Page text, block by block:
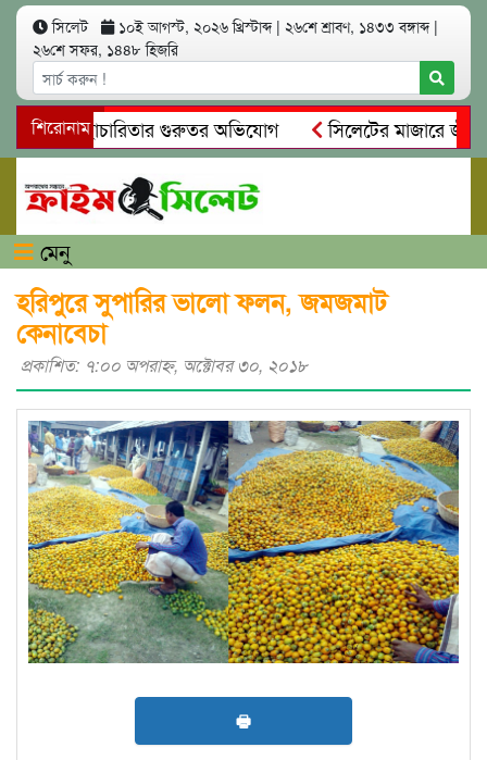
সিলেট ১০ই আগস্ট, ২০২৬ খ্রিস্টাব্দ | ২৬শে শ্রাবণ, ১৪৩৩ বঙ্গাব্দ |
২৬শে সফর, ১৪৪৮ হিজরি
শিরোনাম
ও স্বেচ্ছাচারিতার গুরুতর অভিযোগ
সিলেটের মাজারে
দলিল ফাঁস
গোয়াইনঘাটে প্রেমের ফাঁদে তরুণী পাচার:
মেনু
হরিপুরে সুপারির ভালো ফলন, জমজমাট
কেনাবেচা
প্রকাশিত: ৭:০০ অপরাহ্ণ, অক্টোবর ৩০, ২০১৮
🖶